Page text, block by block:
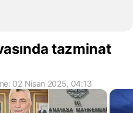
tazminat
02 Nisan 2025, 04:13